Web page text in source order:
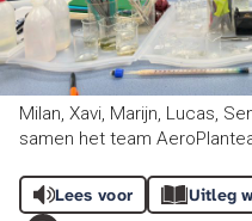
Milan, Xavi, Marijn, Lucas,
samen het team
Lees voor Uitleg